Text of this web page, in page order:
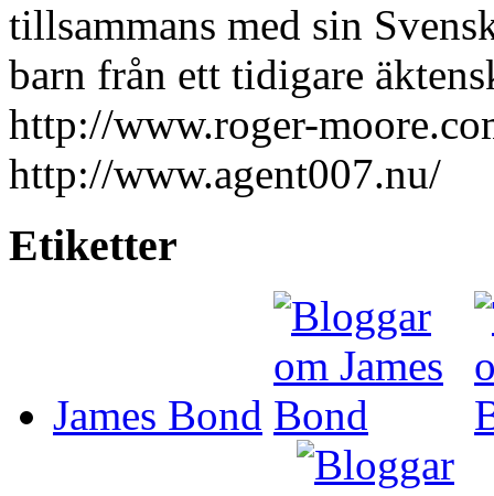
tillsammans med sin
barn från ett tidigare
http://www.roger-
http://www.agent007.nu/
Etiketter
James Bond